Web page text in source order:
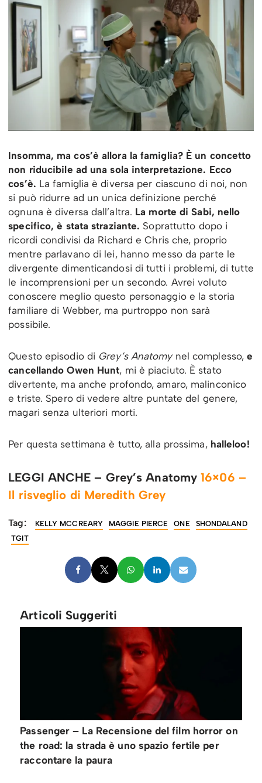
Insomma, ma cos’è allora la famiglia? È un concetto
non riducibile ad una sola interpretazione. Ecco
cos’è. La famiglia è diversa per ciascuno di noi, non
si può ridurre ad un unica definizione perché
ognuna è diversa dall’altra. La morte di Sabi, nello
specifico, è stata straziante. Soprattutto dopo i
ricordi condivisi da Richard e Chris che, proprio
mentre parlavano di lei, hanno messo da parte le
divergente dimenticandosi di tutti i problemi, di tutte
le incomprensioni per un secondo. Avrei voluto
conoscere meglio questo personaggio e la storia
familiare di Webber, ma purtroppo non sarà
possibile.
Questo episodio di Grey’s Anatomynel complesso,e
cancellando Owen Hunt, mi è piaciuto. È stato
divertente, ma anche profondo, amaro, malinconico
e triste. Spero di vedere altre puntate del genere,
magari senza ulteriori morti.
Per questa settimana è tutto, alla prossima, halleloo!
LEGGI ANCHE – Grey’s Anatomy16×06 –
Il risveglio di Meredith Grey
Tag: KELLY MCCREARY MAGGIE PIERCE ONE
SHONDALAND
TGIT
Articoli Suggeriti
Passenger – La Recensione del film horror on
the road: la strada è uno spazio fertile per
raccontare la paura